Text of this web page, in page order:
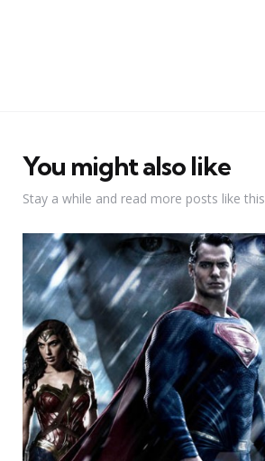
You might also like
Stay a while and read more posts like this